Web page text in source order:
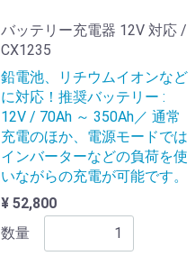
バッテリー充電器 12V 対応 /
CX1235
鉛電池、リチウムイオンなど
に対応！推奨バッテリー :
12V / 70Ah ～ 350Ah／ 通常
充電のほか、電源モードでは
インバーターなどの負荷を使
いながらの充電が可能です。
¥ 52,800
数量